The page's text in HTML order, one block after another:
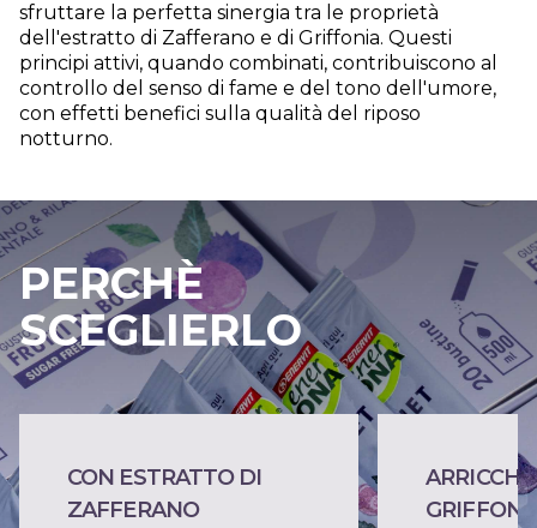
sfruttare la perfetta sinergia tra le proprietà
dell'estratto di Zafferano e di Griffonia. Questi
principi attivi, quando combinati, contribuiscono al
controllo del senso di fame e del tono dell'umore,
con effetti benefici sulla qualità del riposo
notturno.
PERCHÈ
SCEGLIERLO
CON ESTRATTO DI
ZAFFERANO